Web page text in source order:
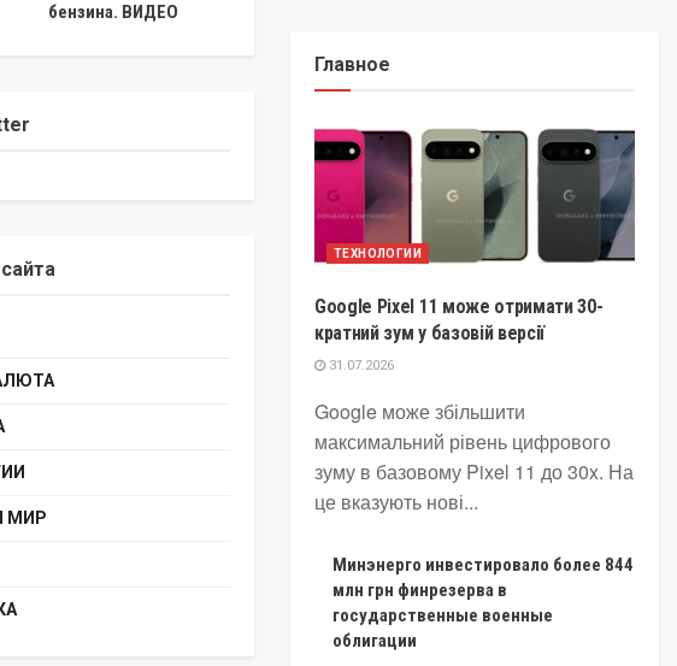
бензина. ВИДЕО
МИР
Главное
ТЕХНОЛОГИИ
Google Pixel 11 може отримати 30-
кратний зум у базовій версії
31.07.2026
Google може збільшити
максимальний рівень цифрового
зуму в базовому Pixel 11 до 30x. На
це вказують нові...
Минэнерго инвестировало более 844
млн грн финрезерва в
государственные военные
облигации